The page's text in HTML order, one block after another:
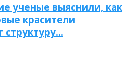
ученые выяснили, как
красители
структуру…